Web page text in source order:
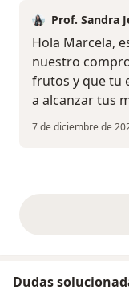
Prof. Sandra
Hola Marcela,
nuestro
frutos y que tu
a alcanzar tus
7 de diciembre de
Dudas